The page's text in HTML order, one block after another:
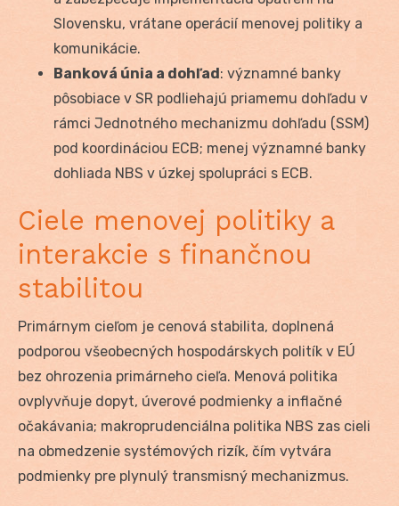
Slovensku, vrátane operácií menovej politiky a
komunikácie.
Banková únia a dohľad: významné banky
pôsobiace v SR podliehajú priamemu dohľadu v
rámci Jednotného mechanizmu dohľadu (SSM)
pod koordináciou ECB; menej významné banky
dohliada NBS v úzkej spolupráci s ECB.
Ciele menovej politiky a
interakcie s finančnou
stabilitou
Primárnym cieľom je cenová stabilita, doplnená
podporou všeobecných hospodárskych politík v EÚ
bez ohrozenia primárneho cieľa. Menová politika
ovplyvňuje dopyt, úverové podmienky a inflačné
očakávania; makroprudenciálna politika NBS zas cieli
na obmedzenie systémových rizík, čím vytvára
podmienky pre plynulý transmisný mechanizmus.